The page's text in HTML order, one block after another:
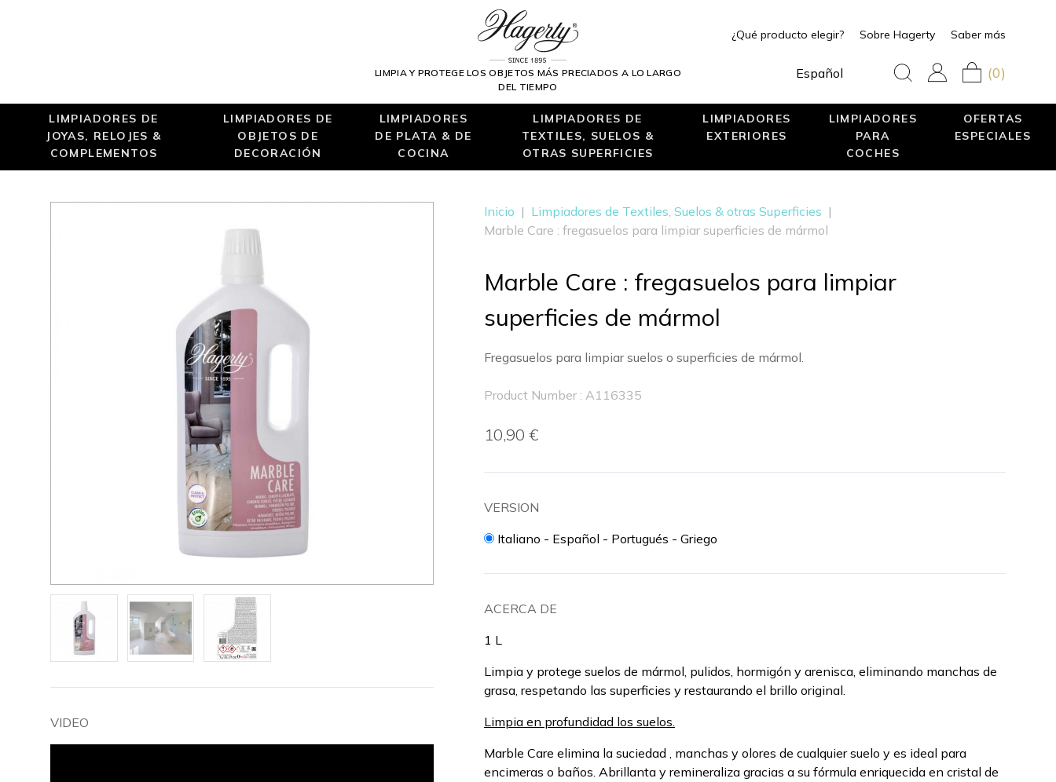
LIMPIA Y PROTEGE LOS OBJETOS MÁS PRECIADOS A LO LARGO
DEL TIEMPO
¿Qué producto elegir? Sobre Hagerty Saber más
Español (0)
LIMPIADORES DE
JOYAS, RELOJES &
COMPLEMENTOS
LIMPIADORES DE
OBJETOS DE
DECORACIÓN
LIMPIADORES
DE PLATA & DE
COCINA
LIMPIADORES DE
TEXTILES, SUELOS &
OTRAS SUPERFICIES
LIMPIADORES
EXTERIORES
LIMPIADORES
PARA
COCHES
OFERTAS
ESPECIALES
VIDEO
Inicio | Limpiadores de Textiles, Suelos & otras Superficies |
Marble Care : fregasuelos para limpiar superficies de mármol
Marble Care : fregasuelos para limpiar
superficies de mármol
Fregasuelos para limpiar suelos o superficies de mármol.
Product Number : A116335
10,90 €
VERSION
Italiano - Español - Portugués - Griego
ACERCA DE
1 L
Limpia y protege suelos de mármol, pulidos, hormigón y arenisca, eliminando manchas de
grasa, respetando las superficies y restaurando el brillo original.
Limpia en profundidad los suelos.
Marble Care elimina la suciedad , manchas y olores de cualquier suelo y es ideal para
encimeras o baños. Abrillanta y remineraliza gracias a su fórmula enriquecida en cristal de